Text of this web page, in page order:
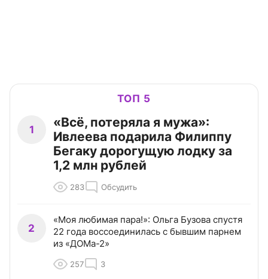
ТОП 5
1
«Всё, потеряла я мужа»:
Ивлеева подарила Филиппу
Бегаку дорогущую лодку за
1,2 млн рублей
283 Обсудить
2
«Моя любимая пара!»: Ольга Бузова спустя
22 года воссоединилась с бывшим парнем
из «ДОМа-2»
257 3